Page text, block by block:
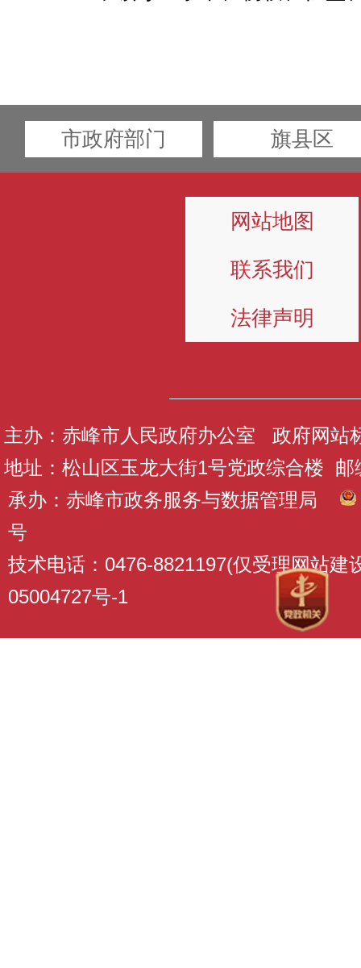
市政府部门 旗县区
网站地图
联系我们
法律声明
主办：赤峰市人民政府办公室 政府网站
地址：松山区玉龙大街1号党政综合楼 邮
承办：赤峰市政务服务与数据管理局
号
技术电话：0476-8821197(仅受理网站建
05004727号-1